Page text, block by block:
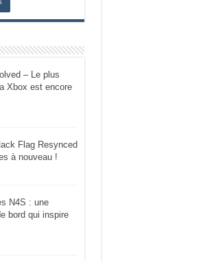
– Le plus
Xbox est encore
Flag Resynced
à nouveau !
N4S : une
bord qui inspire